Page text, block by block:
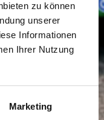
zu können
unserer
Informationen
Ihrer Nutzung
Marketing